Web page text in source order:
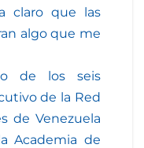
claro que las
algo que me
de los seis
de la Red
de Venezuela
Academia de